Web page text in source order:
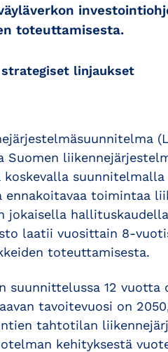
toteuttamisesta.
strategiset linjaukset
Suomen
koskevalla
ennakoitavaa toimintaa
jokaisella
laatii vuosittain 8-
toteuttamisesta.
suunnittelussa 12
tavoitevuosi on
tahtotilan
kehityksestä